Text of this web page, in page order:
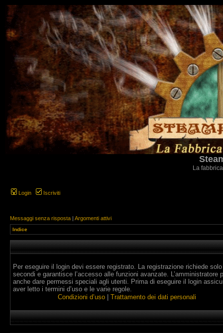
La
Login Iscriviti
Messaggi senza risposta | Argomenti attivi
Indice
Per eseguire il login devi essere registrato. La registrazione richiede
secondi e garantisce l’accesso alle funzioni avanzate. L’amministratore
anche dare permessi speciali agli utenti. Prima di eseguire il login
aver letto i termini d’uso e le varie regole.
Condizioni d’uso
Trattamento dei dati personali